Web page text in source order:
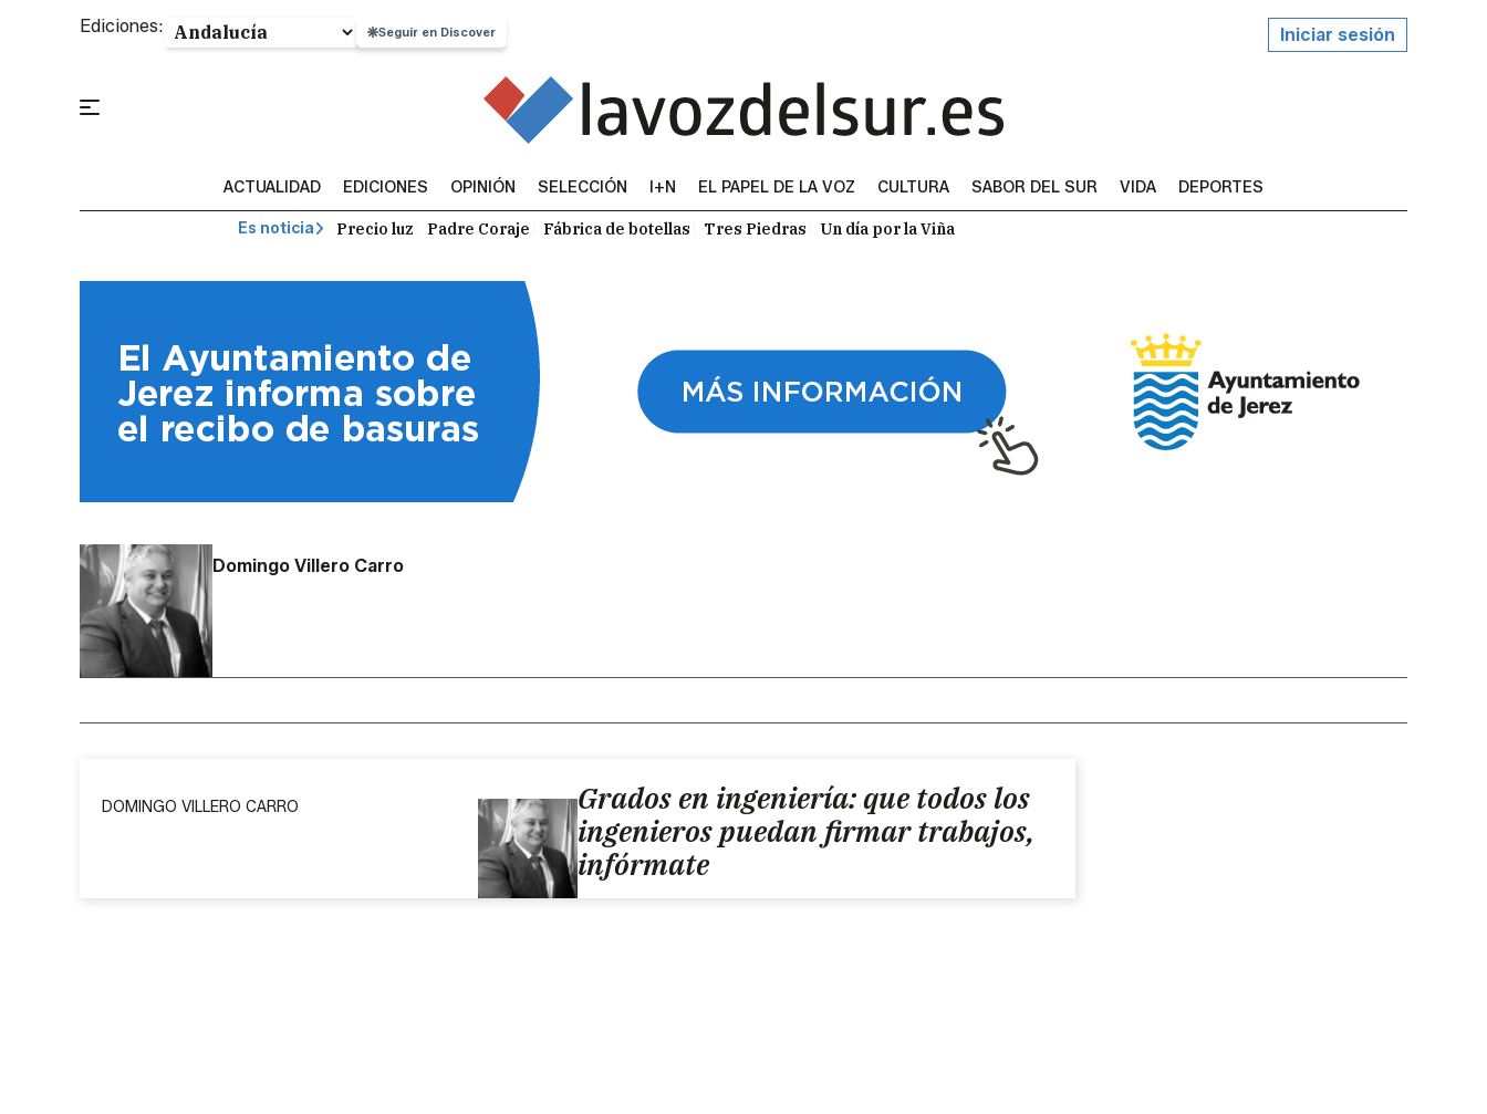
Ediciones: Seguir en Discover Iniciar sesión
ACTUALIDAD EDICIONES OPINIÓN SELECCIÓN I+N EL PAPEL DE LA VOZ CULTURA SABOR DEL SUR VIDA DEPORTES
Es noticia Precio luz Padre Coraje Fábrica de botellas Tres Piedras Un día por la Viña
Domingo Villero Carro
Grados en ingeniería: que todos los
ingenieros puedan firmar trabajos,
infórmate
DOMINGO VILLERO CARRO